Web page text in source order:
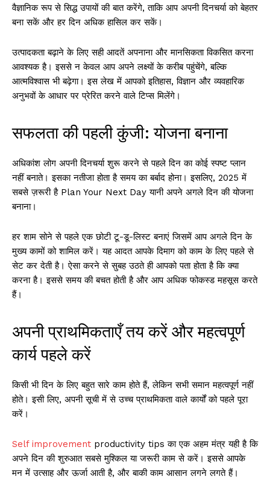
वैज्ञानिक रूप से सिद्ध उपायों की बात करेंगे, ताकि आप अपनी दिनचर्या को बेहतर
बना सकें और हर दिन अधिक हासिल कर सकें।
उत्पादकता बढ़ाने के लिए सही आदतें अपनाना और मानसिकता विकसित करना
आवश्यक है। इससे न केवल आप अपने लक्ष्यों के करीब पहुंचेंगे, बल्कि
आत्मविश्वास भी बढ़ेगा। इस लेख में आपको इतिहास, विज्ञान और व्यवहारिक
अनुभवों के आधार पर प्रेरित करने वाले टिप्स मिलेंगे।
सफलता की पहली कुंजी: योजना बनाना
अधिकांश लोग अपनी दिनचर्या शुरू करने से पहले दिन का कोई स्पष्ट प्लान
नहीं बनाते। इसका नतीजा होता है समय का बर्बाद होना। इसलिए, 2025 में
सबसे ज़रूरी है Plan Your Next Day यानी अपने अगले दिन की योजना
बनाना।
हर शाम सोने से पहले एक छोटी टू-डू-लिस्ट बनाएं जिसमें आप अगले दिन के
मुख्य कामों को शामिल करें। यह आदत आपके दिमाग को काम के लिए पहले से
सेट कर देती है। ऐसा करने से सुबह उठते ही आपको पता होता है कि क्या
करना है। इससे समय की बचत होती है और आप अधिक फोकस्ड महसूस करते
हैं।
अपनी प्राथमिकताएँ तय करें और महत्वपूर्ण
कार्य पहले करें
किसी भी दिन के लिए बहुत सारे काम होते हैं, लेकिन सभी समान महत्वपूर्ण नहीं
होते। इसी लिए, अपनी सूची में से उच्च प्राथमिकता वाले कार्यों को पहले पूरा
करें।
Self improvement productivity tips का एक अहम मंत्र यही है कि
अपने दिन की शुरुआत सबसे मुश्किल या जरूरी काम से करें। इससे आपके
मन में उत्साह और ऊर्जा आती है, और बाकी काम आसान लगने लगते हैं।